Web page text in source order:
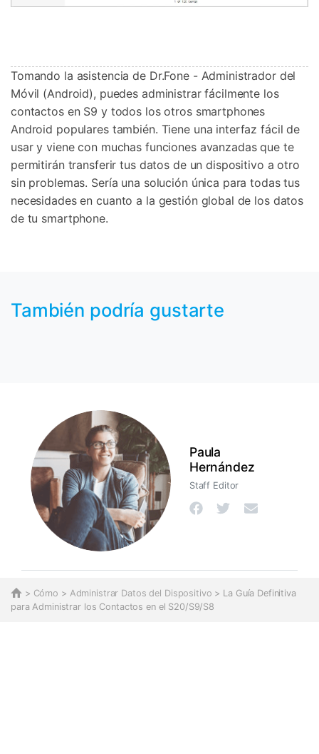
Tomando la asistencia de Dr.Fone - Administrador del
Móvil (Android), puedes administrar fácilmente los
contactos en S9 y todos los otros smartphones
Android populares también. Tiene una interfaz fácil de
usar y viene con muchas funciones avanzadas que te
permitirán transferir tus datos de un dispositivo a otro
sin problemas. Sería una solución única para todas tus
necesidades en cuanto a la gestión global de los datos
de tu smartphone.
También podría gustarte
Paula
Hernández
Staff Editor
> Cómo > Administrar Datos del Dispositivo > La Guía Definitiva
para Administrar los Contactos en el S20/S9/S8